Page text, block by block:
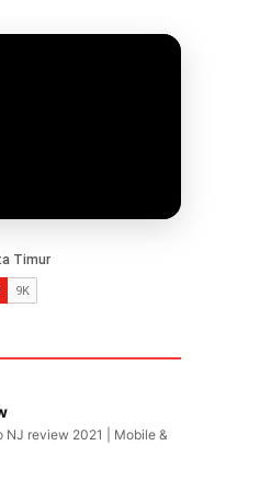
NJ review 2021 | Mobile &